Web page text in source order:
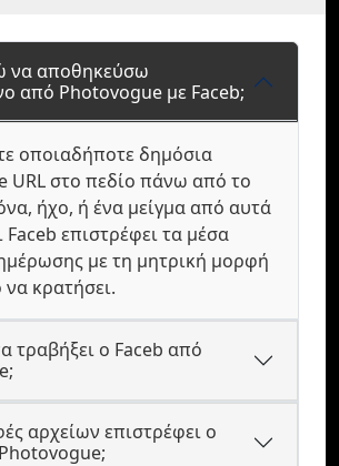
να αποθηκεύσω
από Photovogue με Faceb;
οποιαδήποτε δημόσια
URL στο πεδίο πάνω από το
ήχο, ή ένα μείγμα από αυτά
Faceb επιστρέφει τα μέσα
με τη μητρική μορφή
να κρατήσει.
τραβήξει ο Faceb από
αρχείων επιστρέφει ο